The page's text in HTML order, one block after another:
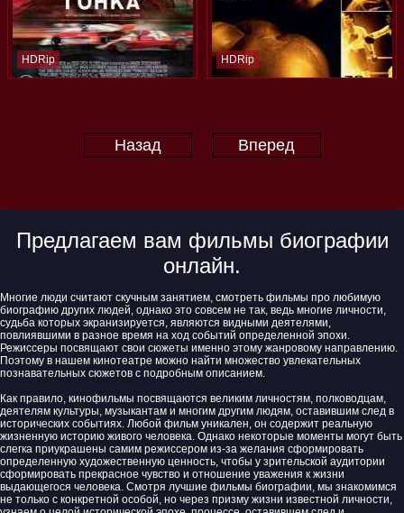
HDRip HDRip
Назад Вперед
Предлагаем вам фильмы биографии
онлайн.
Многие люди считают скучным занятием, смотреть фильмы про любимую
биографию других людей, однако это совсем не так, ведь многие личности,
судьба которых экранизируется, являются видными деятелями,
повлиявшими в разное время на ход событий определенной эпохи.
Режиссеры посвящают свои сюжеты именно этому жанровому направлению.
Поэтому в нашем кинотеатре можно найти множество увлекательных
познавательных сюжетов с подробным описанием.
Как правило, кинофильмы посвящаются великим личностям, полководцам,
деятелям культуры, музыкантам и многим другим людям, оставившим след в
исторических событиях. Любой фильм уникален, он содержит реальную
жизненную историю живого человека. Однако некоторые моменты могут быть
слегка приукрашены самим режиссером из-за желания сформировать
определенную художественную ценность, чтобы у зрительской аудитории
сформировать прекрасное чувство и отношение уважения к жизни
выдающегося человека. Смотря лучшие фильмы биографии, мы знакомимся
не только с конкретной особой, но через призму жизни известной личности,